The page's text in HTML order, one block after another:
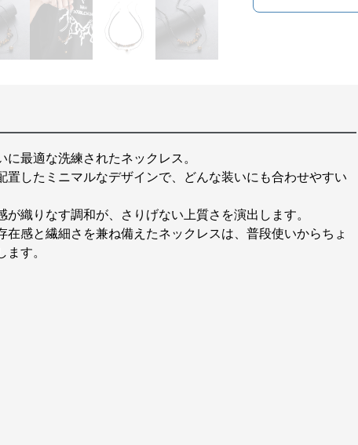
に最適な洗練されたネックレス。
置したミニマルなデザインで、どんな装いにも合わせやすい
織りなす調和が、さりげない上質さを演出します。
在感と繊細さを兼ね備えたネックレスは、普段使いからちょ
す。